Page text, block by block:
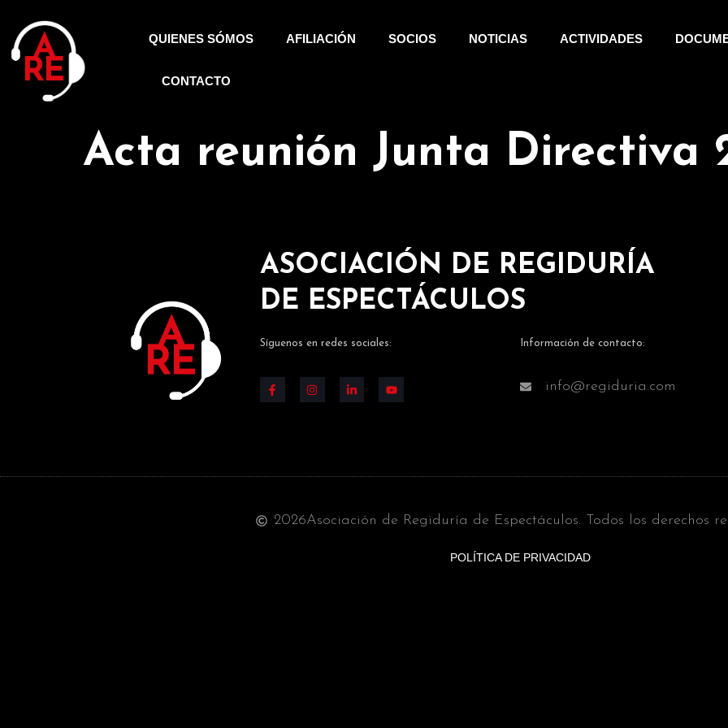
QUIENES SÓMOS AFILIACIÓN SOCIOS NOTICIAS ACTIVIDADES
CONTACTO
Acta reunión Junta Directiva
ASOCIACIÓN DE REGIDURÍA
DE ESPECTÁCULOS
Síguenos en redes sociales: Información de contacto:
info@regiduria.com
2026Asociación de Regiduría de Espectáculos. Todos los derechos
POLÍTICA DE PRIVACIDAD